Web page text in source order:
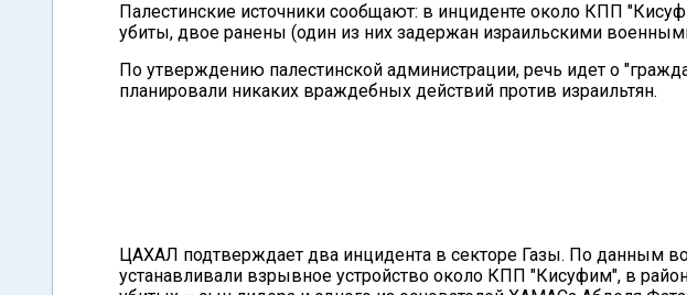
Палестинские источники сообщают: в инциденте около КПП
убиты, двое ранены (один из них задержан израильскими
По утверждению палестинской администрации, речь идет о
планировали никаких враждебных действий против израильтян.
ЦАХАЛ подтверждает два инцидента в секторе Газы. По данным
устанавливали взрывное устройство около КПП "Кисуфим", в